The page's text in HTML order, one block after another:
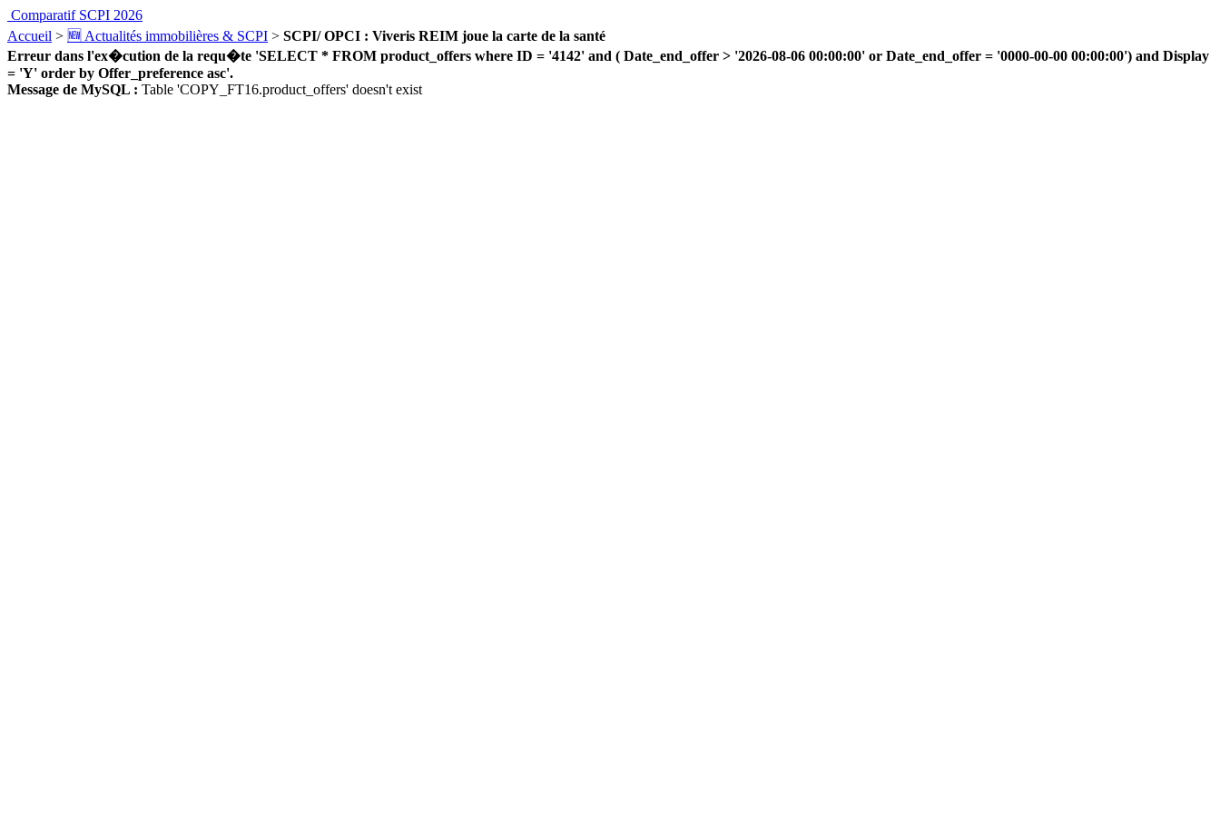
Comparatif SCPI 2026
Accueil > 🆕 Actualités immobilières & SCPI > SCPI/ OPCI : Viveris REIM joue la carte de la santé
Erreur dans l'ex�cution de la requ�te 'SELECT * FROM product_offers where ID = '4142' and ( Date_end_offer > '2026-08-06 00:00:00' or Date_end_offer = '0000-00-00 00:00:00') and Display
= 'Y' order by Offer_preference asc'.
Message de MySQL : Table 'COPY_FT16.product_offers' doesn't exist